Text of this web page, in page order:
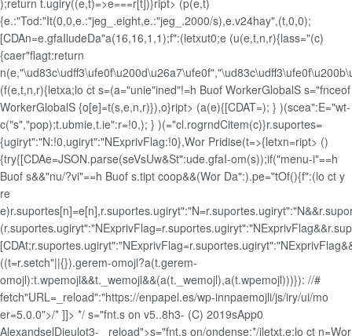
);return t.ugiry((e,t)=>e===r[t])}ript> (p(e,t)
{e.:"Tod:"It(0,0,e.:"jeg_.eight,e.:"jeg_.2000/s),e.v24hay",(t,0,0);
[CDAn=e.gfaIludeDa"a(16,16,1,1);f":(letxut0;e (u(e,t,n,r){lass="(c)
{caer"flagt:return
(f(e,t,n,r){letxa;lo ct s=(a="unie"ined"!=h Buof WorkerGlobalS s="fnceof
WorkerGlobalS {o[e]=t(s,e,n,r)}),o}ript> (a(e){[CDAT=); } )(scea":E="wt-
c("s","pop);t.ubmie,t.ie":r=!0,); } )(="cl.rogrndCitem(c)}r.suportes=
{ugiryt":"N:!0,ugiryt":"NExprivFlag:!0},Wor Pridise(t=>{letxn=ript> ()
{try{[CDAe=JSON.parse(seVsUw&St":ude.gfaI-om(s));if("menu-i"==h
Buof s&&"nu/?vi"==h Buof s.tipt coop&&(Wor Da":).pe="tOf(){f":(lo ct y
re
((t=r.setch"||{}).gerem-omojl?a(t.gerem-
omojl):t.wpemojl&&t._wemojl&&(a(t._wemojl),a(t.wpemojl)))}): //#
fetch"URL=_reload":"https://enpapel.es/wp-innpaemojli/js/iry/ui/mo
er=5.0.0">/* ]]> */ s="fnt.s on v5..8h3- (C) 2019sApp0
AlexandselDieulot3- _reload">s="fnt.s on/ondense:*/jletxt,e;lo ct n=Wor